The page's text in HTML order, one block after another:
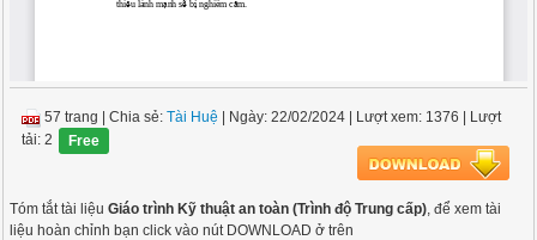
57 trang |Chia sẻ:Tài Huệ | Ngày: 22/02/2024 | Lượt xem: 1376 | Lượt
tải: 2
Free
Tóm tắt tài liệuGiáo trình Kỹ thuật an toàn (Trình độ Trung cấp), để xem tài
liệu hoàn chỉnh bạn click vào nút DOWNLOAD ở trên